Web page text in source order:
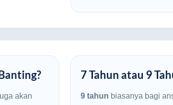
akan
7 Tahun atau 9
9 tahun biasanya bagi